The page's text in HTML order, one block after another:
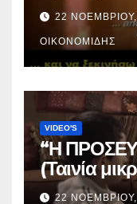
22
ΟΙΚΟΝΟΜΊΔΗΣ
VIDEO'S
“Η
(Ταινία
22